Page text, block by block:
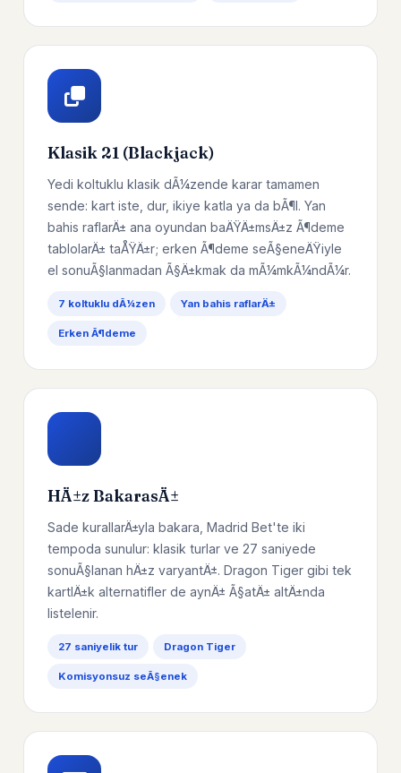
Klasik 21 (Blackjack)
Yedi koltuklu klasik dÃ¼zende karar tamamen
sende: kart iste, dur, ikiye katla ya da bÃ¶l. Yan
bahis raflarÄ± ana oyundan baÄŸÄ±msÄ±z Ã¶deme
tablolarÄ± taÅŸÄ±r; erken Ã¶deme seÃ§eneÄŸiyle
el sonuÃ§lanmadan Ã§Ä±kmak da mÃ¼mkÃ¼ndÃ¼r.
7 koltuklu dÃ¼zen Yan bahis raflarÄ±
Erken Ã¶deme
HÄ±z BakarasÄ±
Sade kurallarÄ±yla bakara, Madrid Bet'te iki
tempoda sunulur: klasik turlar ve 27 saniyede
sonuÃ§lanan hÄ±z varyantÄ±. Dragon Tiger gibi tek
kartlÄ±k alternatifler de aynÄ± Ã§atÄ± altÄ±nda
listelenir.
27 saniyelik tur Dragon Tiger
Komisyonsuz seÃ§enek